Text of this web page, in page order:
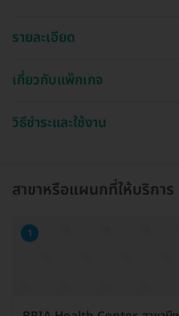
รายละเอียด
เกี่ยวกับแพ็กเกจ
วิธีชำระและใช้งาน
สาขาหรือแผนกที่ให้บริการ
1